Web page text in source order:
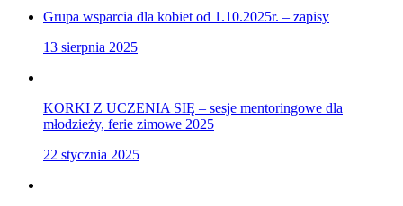
Grupa wsparcia dla kobiet od 1.10.2025r. – zapisy
13 sierpnia 2025
KORKI Z UCZENIA SIĘ – sesje mentoringowe dla
młodzieży, ferie zimowe 2025
22 stycznia 2025